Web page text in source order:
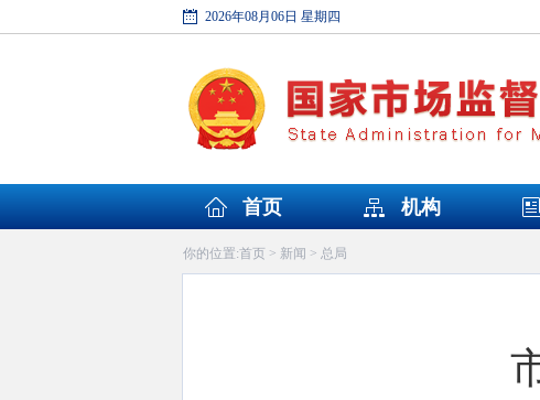
2026年08月06日 星期四
首页 机构
你的位置:首页> 新闻 > 总局